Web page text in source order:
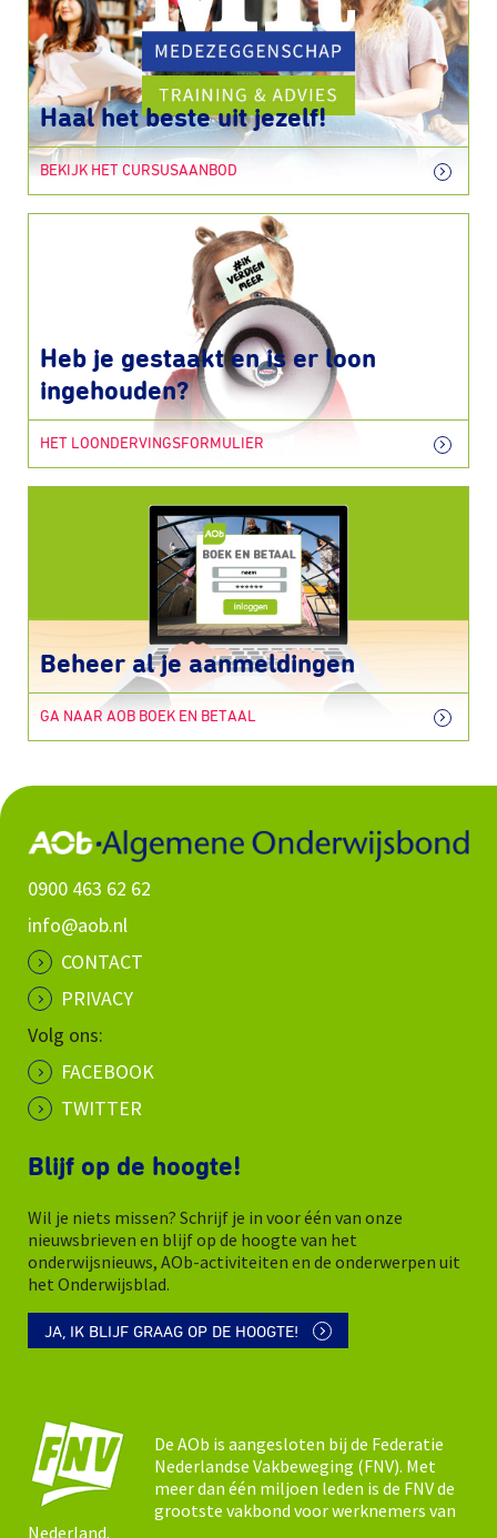
Haal het beste uit jezelf!
BEKIJK HET CURSUSAANBOD
Heb je gestaakt en is er loon
ingehouden?
HET LOONDERVINGSFORMULIER
Beheer al je aanmeldingen
GA NAAR AOB BOEK EN BETAAL
0900 463 62 62
info@aob.nl
CONTACT
PRIVACY
Volg ons:
FACEBOOK
TWITTER
Blijf op de hoogte!
Wil je niets missen? Schrijf je in voor één van onze
nieuwsbrieven en blijf op de hoogte van het
onderwijsnieuws, AOb-activiteiten en de onderwerpen uit
het Onderwijsblad.
JA, IK BLIJF GRAAG OP DE HOOGTE!
De AOb is aangesloten bij de Federatie
Nederlandse Vakbeweging (FNV). Met
meer dan één miljoen leden is de FNV de
grootste vakbond voor werknemers van
Nederland.